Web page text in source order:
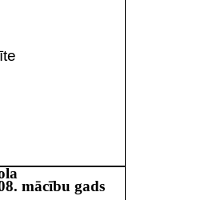
mācību gads